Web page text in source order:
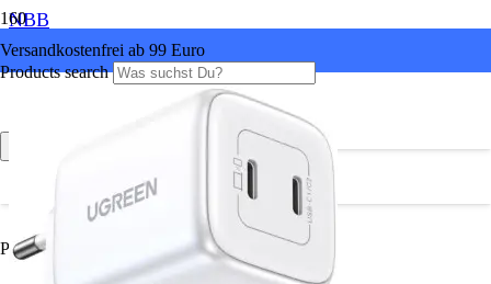
Versandkostenfrei ab 99 Euro
Products search
Produkt wurde Ihrem Warenkorb hinzugefügt.
NBB